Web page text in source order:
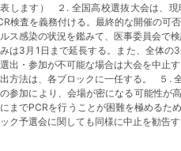
します） ２. 全国高校選抜大会は、
検査を義務付ける。最終的な開催の可
ス感染の状況を鑑みて、医事委員会で
は3月1日まで延長する。また、全体の
出・参加が不可能な場合は大会を中止
方法は、各ブロックに一任する。 ５.
参加により、会場が密になる可能性が
までPCRを行うことが困難を極めるた
ク予選会に関しても同様に中止を勧告